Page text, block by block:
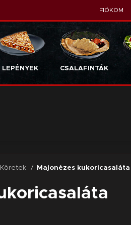
FIÓKOM
LEPÉNYEK CSALAFINTÁK
Köretek Majonézes kukoricasaláta